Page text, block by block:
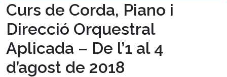
Curs de Corda, Piano i
Direcció Orquestral
Aplicada – De l’1 al 4
d’agost de 2018